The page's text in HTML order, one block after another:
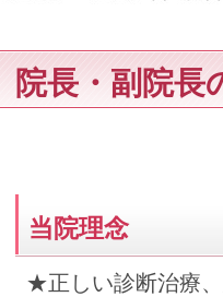
院長・副院長
当院理念
★正しい診断治療